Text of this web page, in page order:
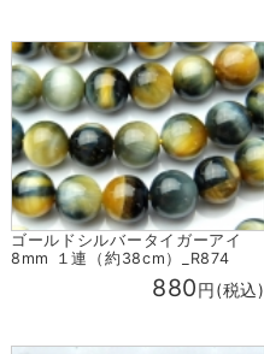
ゴールドシルバータイガーアイ
8mm １連（約38cm）_R874
880円(税込)